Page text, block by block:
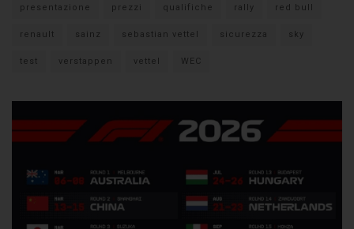
presentazione prezzi qualifiche rally red bull
renault sainz sebastian vettel sicurezza sky
test verstappen vettel WEC